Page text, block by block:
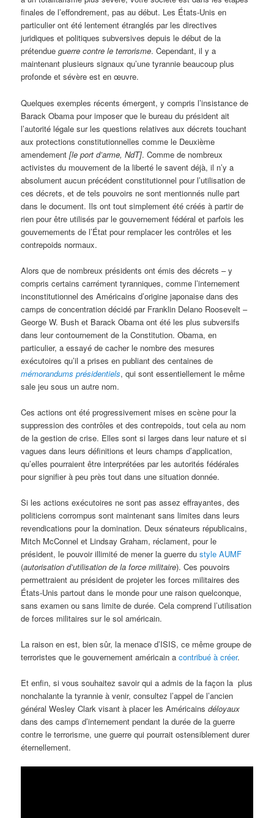
finales de l’effondrement, pas au début. Les États-Unis en
particulier ont été lentement étranglés par les directives
juridiques et politiques subversives depuis le début de la
prétendueguerre contre le terrorisme. Cependant, il y a
maintenant plusieurs signaux qu’une tyrannie beaucoup plus
profonde et sévère est en œuvre.
Quelques exemples récents émergent, y compris l’insistance de
Barack Obama pour imposer que le bureau du président ait
l’autorité légale sur les questions relatives aux décrets touchant
aux protections constitutionnelles comme le Deuxième
amendement[le port d’arme, NdT]. Comme de nombreux
activistes du mouvement de la liberté le savent déjà, il n’y a
absolument aucun précédent constitutionnel pour l’utilisation de
ces décrets, et de tels pouvoirs ne sont mentionnés nulle part
dans le document. Ils ont tout simplement été créés à partir de
rien pour être utilisés par le gouvernement fédéral et parfois les
gouvernements de l’État pour remplacer les contrôles et les
contrepoids normaux.
Alors que de nombreux présidents ont émis des décrets – y
compris certains carrément tyranniques, comme l’internement
inconstitutionnel des Américains d’origine japonaise dans des
camps de concentration décidé par Franklin Delano Roosevelt –
George W. Bush et Barack Obama ont été les plus subversifs
dans leur contournement de la Constitution. Obama, en
particulier, a essayé de cacher le nombre des mesures
exécutoires qu’il a prises en publiant des centaines de
mémorandums présidentiels, qui sont essentiellement le même
sale jeu sous un autre nom.
Ces actions ont été progressivement mises en scène pour la
suppression des contrôles et des contrepoids, tout cela au nom
de la gestion de crise. Elles sont si larges dans leur nature et si
vagues dans leurs définitions et leurs champs d’application,
qu’elles pourraient être interprétées par les autorités fédérales
pour signifier à peu près tout dans une situation donnée.
Si les actions exécutoires ne sont pas assez effrayantes, des
politiciens corrompus sont maintenant sans limites dans leurs
revendications pour la domination. Deux sénateurs républicains,
Mitch McConnel et Lindsay Graham, réclament, pour le
président, le pouvoir illimité de mener la guerre dustyle AUMF
(autorisation d’utilisation de la force militaire). Ces pouvoirs
permettraient au président de projeter les forces militaires des
États-Unis partout dans le monde pour une raison quelconque,
sans examen ou sans limite de durée. Cela comprend l’utilisation
de forces militaires sur le sol américain.
La raison en est, bien sûr, la menace d’ISIS, ce même groupe de
terroristes que le gouvernement américain acontribué à créer.
Et enfin, si vous souhaitez savoir qui a admis de la façon la plus
nonchalante la tyrannie à venir, consultez l’appel de l’ancien
général Wesley Clark visant à placer les Américainsdéloyaux
dans des camps d’internement pendant la durée de la guerre
contre le terrorisme, une guerre qui pourrait ostensiblement durer
éternellement.